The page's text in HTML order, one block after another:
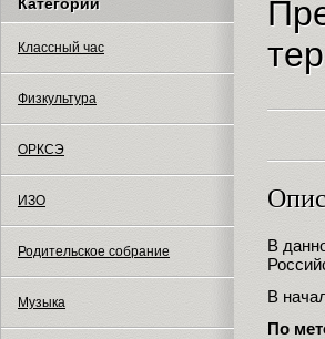
Классный час
Физкультура
ОРКСЭ
ИЗО
Родительское собрание
Музыка
В
В
По